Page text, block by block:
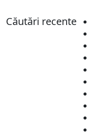
Căutări recente